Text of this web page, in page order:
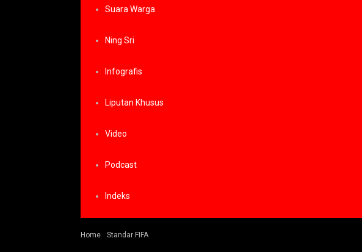
Suara Warga
Ning Sri
Infografis
Liputan Khusus
Video
Podcast
Indeks
Home Standar FIFA